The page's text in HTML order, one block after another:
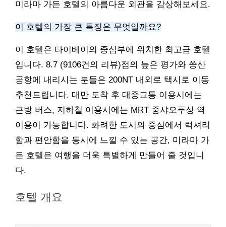
미라마 가든 호텔의 아름다운 외관을 감상해보세요.
이 호텔의 가장 큰 특징은 무엇일까요?
이 호텔은 타이베이의 중심부에 위치한 최고급 호텔
입니다. 8.7 (9106건의 리뷰)점의 높은 평가와 쑹산
공항에 내리시는 분들은 200NT 내외로 택시로 이동
추천드립니다. 대만 도착 후 대중교통 이용시에는
근방 버스, 지하철 이용시에는 MRT 중샤오푸싱 역
이용이 가능합니다. 화려한 도시의 중심에서 럭셔리
함과 편안함을 동시에 느낄 수 있는 공간, 미라마 가
든 호텔은 여행을 더욱 특별하게 만들어 줄 것입니
다.
호텔 개요